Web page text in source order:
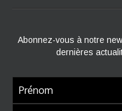
Abonnez-vous à notre
dernières